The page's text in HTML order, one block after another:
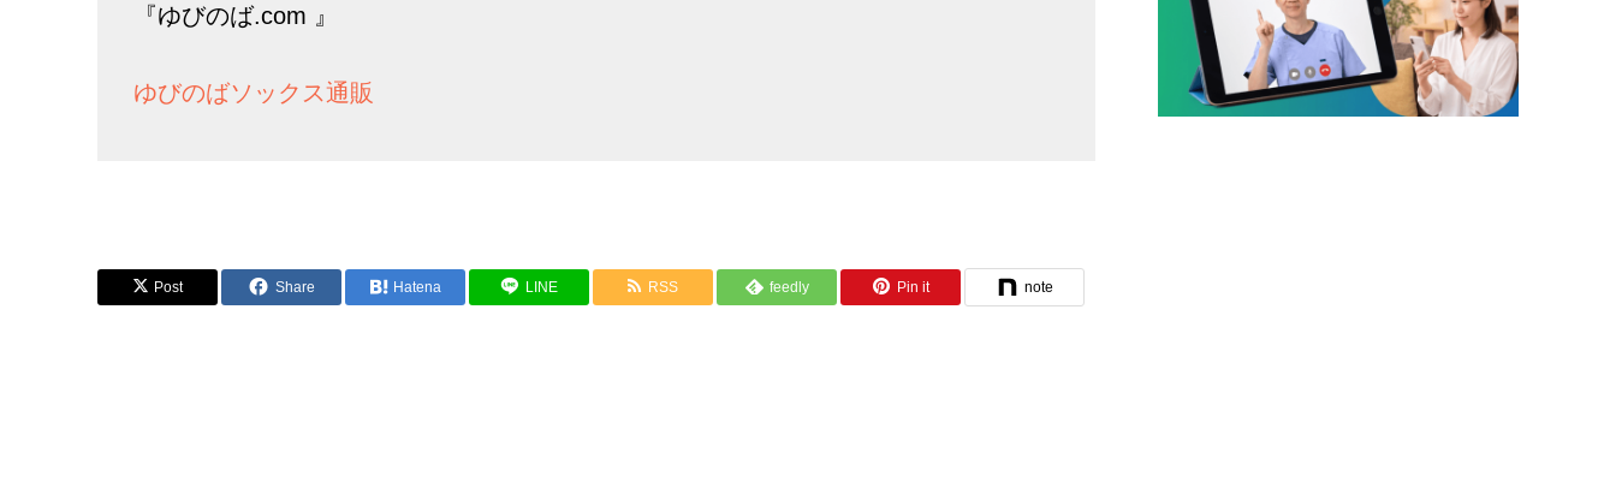
『ゆびのば.com 』
ゆびのばソックス通販
Post Share Hatena LINE RSS feedly Pin it note